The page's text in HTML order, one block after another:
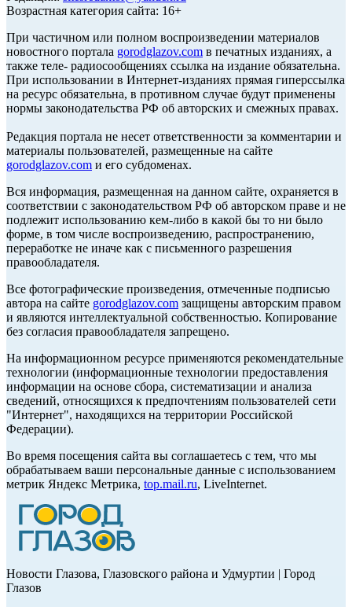
Возрастная категория сайта: 16+
При частичном или полном воспроизведении материалов
новостного портала gorodglazov.com в печатных изданиях, а
также теле- радиосообщениях ссылка на издание обязательна.
При использовании в Интернет-изданиях прямая гиперссылка
на ресурс обязательна, в противном случае будут применены
нормы законодательства РФ об авторских и смежных правах.
Редакция портала не несет ответственности за комментарии и
материалы пользователей, размещенные на сайте
gorodglazov.com и его субдоменах.
Вся информация, размещенная на данном сайте, охраняется в
соответствии с законодательством РФ об авторском праве и не
подлежит использованию кем-либо в какой бы то ни было
форме, в том числе воспроизведению, распространению,
переработке не иначе как с письменного разрешения
правообладателя.
Все фотографические произведения, отмеченные подписью
автора на сайте gorodglazov.com защищены авторским правом
и являются интеллектуальной собственностью. Копирование
без согласия правообладателя запрещено.
На информационном ресурсе применяются рекомендательные
технологии (информационные технологии предоставления
информации на основе сбора, систематизации и анализа
сведений, относящихся к предпочтениям пользователей сети
"Интернет", находящихся на территории Российской
Федерации).
Во время посещения сайта вы соглашаетесь с тем, что мы
обрабатываем ваши персональные данные с использованием
метрик Яндекс Метрика, top.mail.ru, LiveInternet.
Новости Глазова, Глазовского района и Удмуртии | Город
Глазов